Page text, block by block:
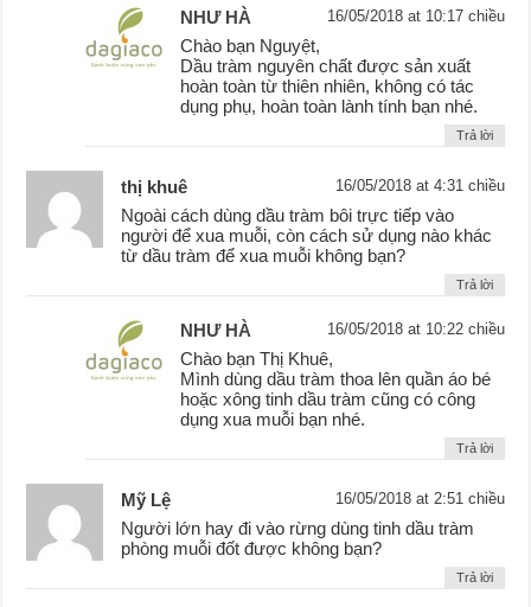
NHƯ HÀ 16/05/2018 at 10:17 chiều
Chào bạn Nguyệt,
Dầu tràm nguyên chất được sản xuất
hoàn toàn từ thiên nhiên, không có tác
dụng phụ, hoàn toàn lành tính bạn nhé.
Trả lời
thị khuê 16/05/2018 at 4:31 chiều
Ngoài cách dùng dầu tràm bôi trực tiếp vào
người để xua muỗi, còn cách sử dụng nào khác
từ dầu tràm để xua muỗi không bạn?
Trả lời
NHƯ HÀ 16/05/2018 at 10:22 chiều
Chào bạn Thị Khuê,
Mình dùng dầu tràm thoa lên quần áo bé
hoặc xông tinh dầu tràm cũng có công
dụng xua muỗi bạn nhé.
Trả lời
Mỹ Lệ 16/05/2018 at 2:51 chiều
Người lớn hay đi vào rừng dùng tinh dầu tràm
phòng muỗi đốt được không bạn?
Trả lời